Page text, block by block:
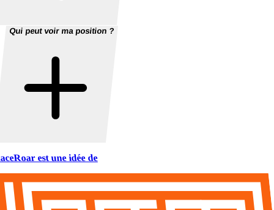
Qui peut voir ma position ?
est une idée de